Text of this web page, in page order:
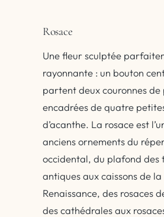
Rosace
Une fleur sculptée
rayonnante : un bouton
partent deux couronnes de
encadrées de quatre
d’acanthe. La rosace est
anciens ornements du
occidental, du plafond des
antiques aux caissons de la
Renaissance, des rosaces
des cathédrales aux